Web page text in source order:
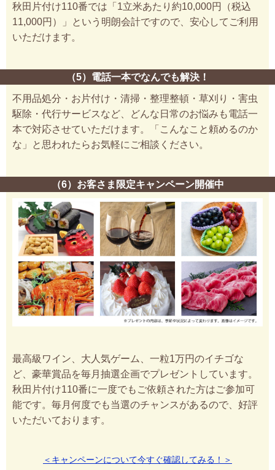
秋田片付け110番では「1立米あたり約10,000円（税込
11,000円）」という明朗会計ですので、安心してご利用
いただけます。
（5）電話一本でなんでも解決！
不用品処分・お片付け・清掃・整理整頓・草刈り・害虫
駆除・代行サービスなど、どんな日常のお悩みも電話一
本で対応させていただけます。「こんなこと頼めるのか
な」と思われたらお気軽にご相談ください。
（6）お客さま限定キャンペーン開催中
最高級ワイン、大人気ゲーム、一粒1万円のイチゴな
ど、豪華賞品を毎月抽選企画でプレゼントしています。
秋田片付け110番に一度でもご依頼された方はご参加可
能です。毎月何度でも当選のチャンスがあるので、好評
いただいております。
＜キャンペーンについて今すぐ確認してみる！＞